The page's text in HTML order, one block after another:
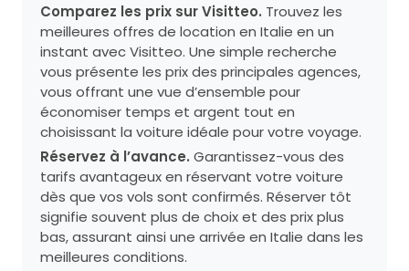
Comparez les prix sur Visitteo. Trouvez les
meilleures offres de location en Italie en un
instant avec Visitteo. Une simple recherche
vous présente les prix des principales agences,
vous offrant une vue d’ensemble pour
économiser temps et argent tout en
choisissant la voiture idéale pour votre voyage.
Réservez à l’avance. Garantissez-vous des
tarifs avantageux en réservant votre voiture
dès que vos vols sont confirmés. Réserver tôt
signifie souvent plus de choix et des prix plus
bas, assurant ainsi une arrivée en Italie dans les
meilleures conditions.